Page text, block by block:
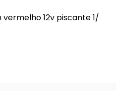
vermelho 12v piscante 1/